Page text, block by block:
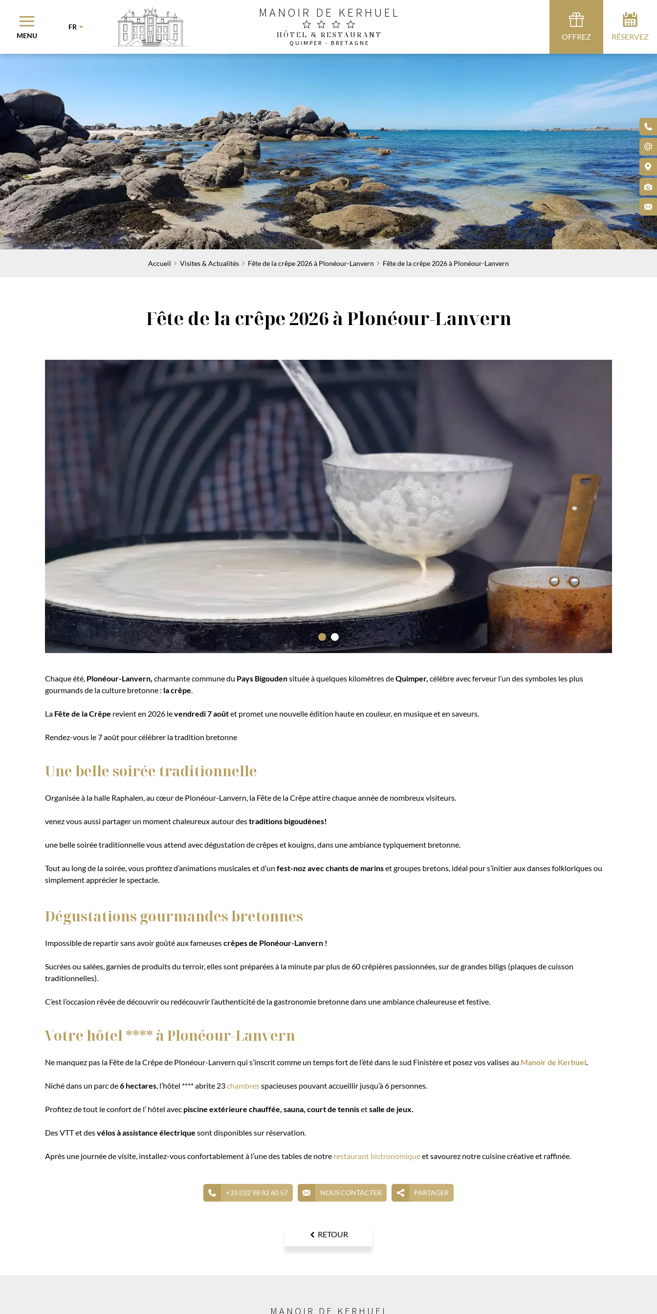
MENU
FR
MANOIR DE KERHUEL
HÔTEL & RESTAURANT
QUIMPER - BRETAGNE
OFFREZ RÉSERVEZ
Accueil Visites & Actualités Fête de la crêpe 2026 à Plonéour-Lanvern Fête de la crêpe 2026 à Plonéour-Lanvern
Fête de la crêpe 2026 à Plonéour-Lanvern
Chaque été, Plonéour-Lanvern, charmante commune du Pays Bigoudensituée à quelques kilomètres deQuimper, célèbre avec ferveur l’un des symboles les plus
gourmands de la culture bretonne : la crêpe.
La Fête de la Crêpe revient en 2026 levendredi 7 aoûtet promet une nouvelle édition haute en couleur, en musique et en saveurs.
Rendez-vous le 7 août pour célébrer la tradition bretonne
Une belle soirée traditionnelle
Organisée à la halle Raphalen, au cœur de Plonéour-Lanvern, la Fête de la Crêpe attire chaque année de nombreux visiteurs.
venez vous aussi partager un moment chaleureux autour destraditions bigoudènes!
une belle soirée traditionnelle vous attend avec dégustation de crêpes et kouigns, dans une ambiance typiquement bretonne.
Tout au long de la soirée, vous profitez d’animations musicales et d’un fest-noz avec chants de marinset groupes bretons, idéal pour s’initier aux danses folkloriques ou
simplement apprécier le spectacle.
Dégustations gourmandes bretonnes
Impossible de repartir sans avoir goûté aux fameusescrêpes de Plonéour-Lanvern !
Sucrées ou salées, garnies de produits du terroir, elles sont préparées à la minute par plus de 60 crêpières passionnées, sur de grandes biligs (plaques de cuisson
traditionnelles).
C’est l’occasion rêvée de découvrir ou redécouvrir l’authenticité de la gastronomie bretonne dans une ambiance chaleureuse et festive.
Votre hôtel **** à Plonéour-Lanvern
Ne manquez pas la Fête de la Crêpe de Plonéour-Lanvern qui s’inscrit comme un temps fort de l’été dans le sud Finistère et posez vos valises au Manoir de Kerhuel.
Niché dans un parc de6 hectares, l’hôtel **** abrite 23chambresspacieuses pouvant accueillir jusqu’à 6 personnes.
Profitez de tout le confort de l’ hôtel avec piscine extérieure chauffée, sauna, court de tennisetsalle de jeux.
Des VTT et desvélos à assistance électrique sont disponibles sur réservation.
Après une journée de visite, installez-vous confortablement à l’une des tables de notre restaurant bistronomiqueet savourez notre cuisine créative et raffinée.
+33 (0)2 98 82 60 57 NOUS CONTACTER PARTAGER
RETOUR
MANOIR DE KERHUEL